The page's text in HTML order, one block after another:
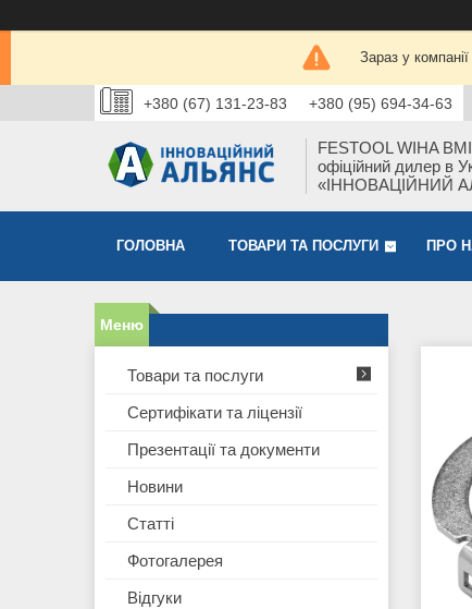
Зараз у
+380 (67) 131-23-83 +380 (95) 694-34-63
FESTOOL WIHA
офіційний дилер в
«ІННОВАЦІЙНИЙ
ГОЛОВНА ТОВАРИ ТА ПОСЛУГИ ПРО
Товари та послуги
Сертифікати та ліцензії
Презентації та документи
Новини
Статті
Фотогалерея
Відгуки